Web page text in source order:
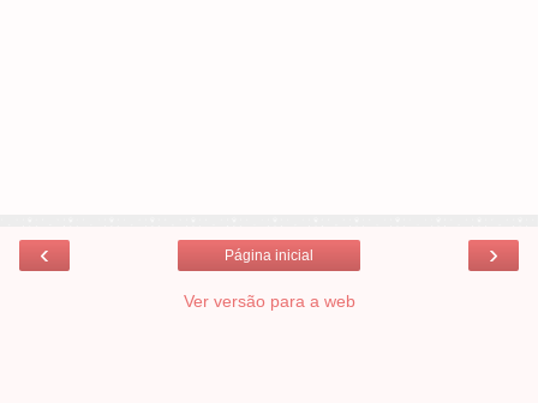
‹ ›
Página inicial
Ver versão para a web